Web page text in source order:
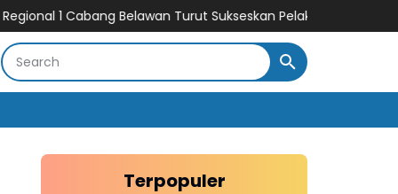
Belawan Turut Sukseskan Pelaksanaan Car Free Day
Terpopuler